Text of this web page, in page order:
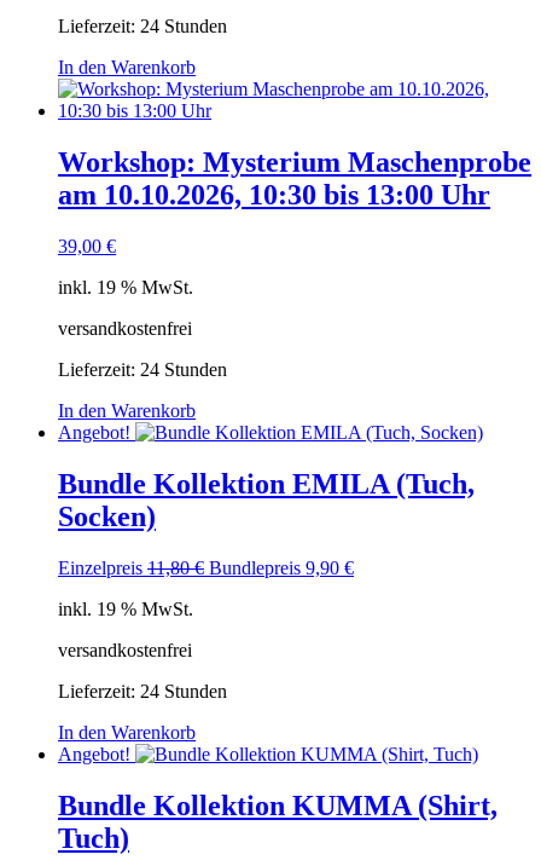
Lieferzeit: 24 Stunden
In den Warenkorb
Workshop: Mysterium Maschenprobe
am 10.10.2026, 10:30 bis 13:00 Uhr
39,00 €
inkl. 19 % MwSt.
versandkostenfrei
Lieferzeit: 24 Stunden
In den Warenkorb
Angebot!
Bundle Kollektion EMILA (Tuch,
Socken)
Einzelpreis 11,80€ Ursprünglicher
Bundlepreis 9,90 €Aktueller
inkl. 19 % MwSt.
versandkostenfrei
Lieferzeit: 24 Stunden
In den Warenkorb
Angebot!
Bundle Kollektion KUMMA (Shirt,
Tuch)